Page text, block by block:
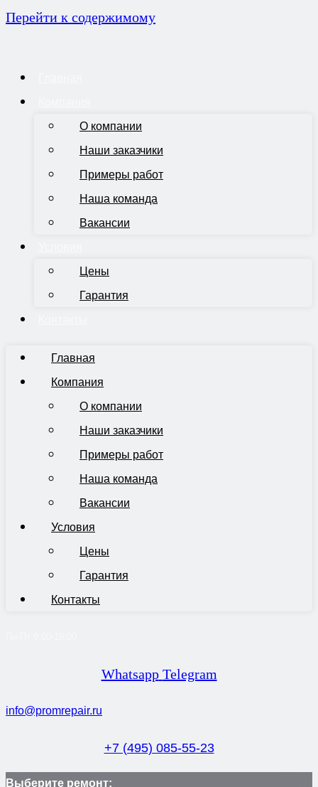
Перейти к содержимому
О компании
Наши заказчики
Примеры работ
Наша команда
Вакансии
Цены
Гарантия
Главная
Компания
О компании
Наши заказчики
Примеры работ
Наша команда
Вакансии
Условия
Цены
Гарантия
Контакты
Whatsapp Telegram
info@promrepair.ru
+7 (495) 085-55-23
Выберите ремонт: